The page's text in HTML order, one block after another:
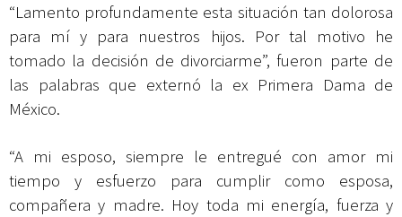
“Lamento profundamente esta situación tan dolorosa
para mí y para nuestros hijos. Por tal motivo he
tomado la decisión de divorciarme”, fueron parte de
las palabras que externó la ex Primera Dama de
México.
“A mi esposo, siempre le entregué con amor mi
tiempo y esfuerzo para cumplir como esposa,
compañera y madre. Hoy toda mi energía, fuerza y